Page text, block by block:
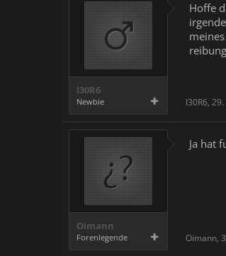
I30R6
Newbie
Hoffe
I30R6, 29.
Oimann
Forenlegende
Ja hat
Oimann,